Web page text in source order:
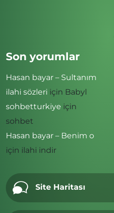
Son yorumlar
Hasan bayar – Sultanım
ilahi sözleri için Babyl
sohbetturkiye için
sohbet
Hasan bayar – Benim o
için ilahi indir
Site Haritası